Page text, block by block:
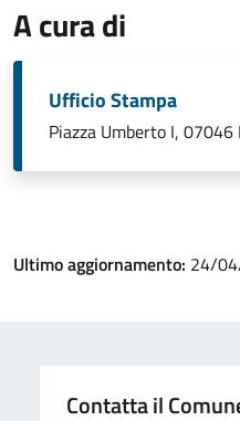
A cura di
Ufficio Stampa
Piazza Umberto I,
Ultimo aggiornamento: 24/
Contatta il